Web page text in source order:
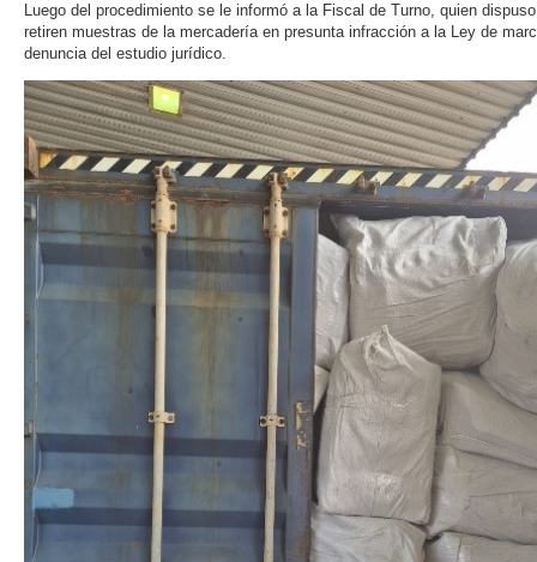
Luego del procedimiento se le informó a la Fiscal de Turno, quien
retiren muestras de la mercadería en presunta infracción a la Ley de
denuncia del estudio jurídico.